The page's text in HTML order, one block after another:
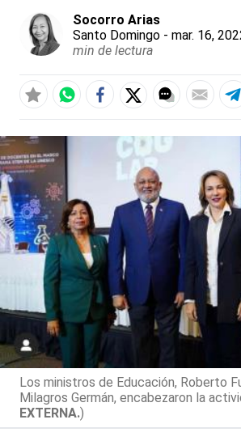
Socorro Arias
Santo Domingo - mar. 16,
min de lectura
Los ministros de Educación, Roberto
Milagros Germán, encabezaron la
EXTERNA.)